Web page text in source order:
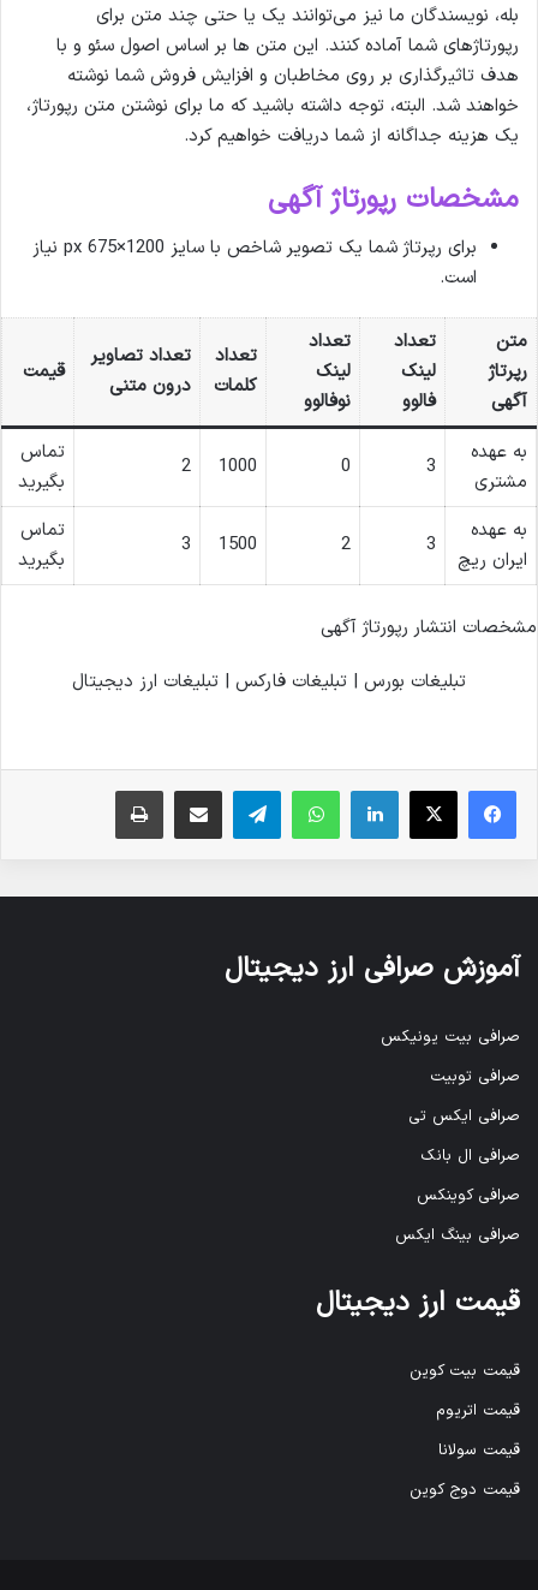
بله، نویسندگان ما نیز می‌توانند یک یا حتی چند متن برای
رپورتاژهای شما آماده کنند. این متن ها بر اساس اصول سئو و با
هدف تاثیرگذاری بر روی مخاطبان و افزایش فروش شما نوشته
خواهند شد. البته، توجه داشته باشید که ما برای نوشتن متن رپورتاژ،
یک هزینه جداگانه از شما دریافت خواهیم کرد.
مشخصات رپورتاژ آگهی
برای رپرتاژ شما یک تصویر شاخص با سایز 1200×675 px نیاز
است.
متن
رپرتاژ
آگهی
تعداد
لینک
فالوو
تعداد
لینک
نوفالوو
تعداد
کلمات
تعداد تصاویر
درون متنی
قیمت
به عهده
مشتری
3
0
1000
2
تماس
بگیرید
به عهده
ایران ریچ
3
2
1500
3
تماس
بگیرید
مشخصات انتشار رپورتاژ آگهی
تبلیغات بورس | تبلیغات فارکس | تبلیغات ارز دیجیتال
فیس بوک X لینکدین واتس آپ تلگرام ارسال ایمیل چاپ
آموزش صرافی ارز دیجیتال
صرافی بیت یونیکس
صرافی توبیت
صرافی ایکس تی
صرافی ال بانک
صرافی کوینکس
صرافی بینگ ایکس
قیمت ارز دیجیتال
قیمت بیت کوین
قیمت اتریوم
قیمت سولانا
قیمت دوج کوین